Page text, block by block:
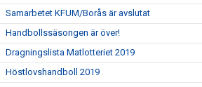
Samarbetet KFUM/Borås är avslutat
Handbollssäsongen är över!
Dragningslista Matlotteriet 2019
Höstlovshandboll 2019